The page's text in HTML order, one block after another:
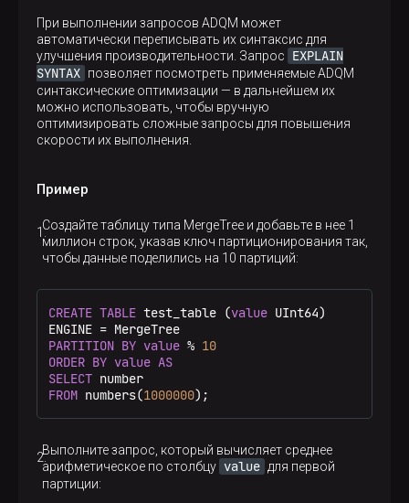
При выполнении запросов ADQM может
автоматически переписывать их синтаксис для
улучшения производительности. Запрос
EXPLAIN
SYNTAX позволяет посмотреть применяемые ADQM
синтаксические оптимизации — в дальнейшем их
можно использовать, чтобы вручную
оптимизировать сложные запросы для повышения
скорости их выполнения.
Пример
Создайте таблицу типа MergeTree и добавьте в нее 1
миллион строк, указав ключ партиционирования так,
чтобы данные поделились на 10 партиций:
CREATE TABLE test_table (value UInt64)
ENGINE =
PARTITION BY value % 10
ORDER BY value AS
SELECT
FROM numbers(1000000);
Выполните запрос, который вычисляет среднее
арифметическое по столбцу value для первой
партиции: